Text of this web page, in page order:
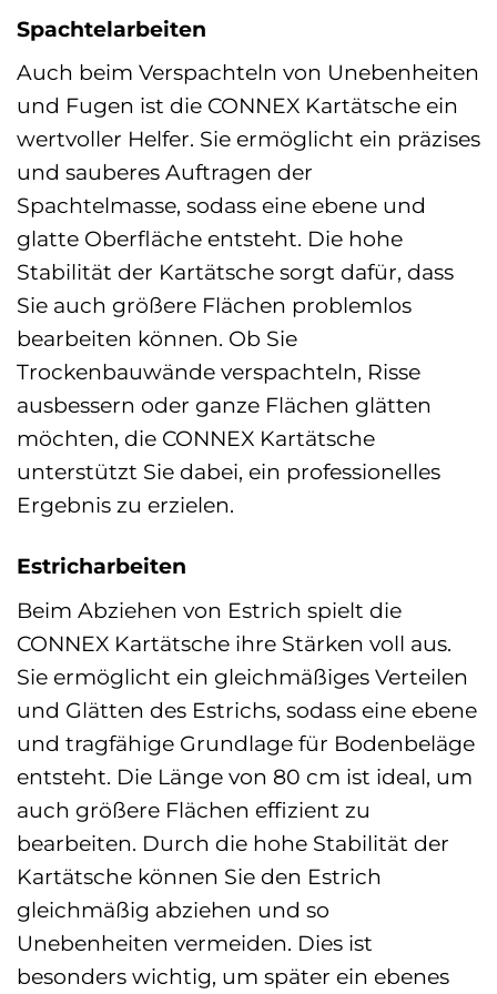
Spachtelarbeiten
Auch beim Verspachteln von Unebenheiten
und Fugen ist die CONNEX Kartätsche ein
wertvoller Helfer. Sie ermöglicht ein präzises
und sauberes Auftragen der
Spachtelmasse, sodass eine ebene und
glatte Oberfläche entsteht. Die hohe
Stabilität der Kartätsche sorgt dafür, dass
Sie auch größere Flächen problemlos
bearbeiten können. Ob Sie
Trockenbauwände verspachteln, Risse
ausbessern oder ganze Flächen glätten
möchten, die CONNEX Kartätsche
unterstützt Sie dabei, ein professionelles
Ergebnis zu erzielen.
Estricharbeiten
Beim Abziehen von Estrich spielt die
CONNEX Kartätsche ihre Stärken voll aus.
Sie ermöglicht ein gleichmäßiges Verteilen
und Glätten des Estrichs, sodass eine ebene
und tragfähige Grundlage für Bodenbeläge
entsteht. Die Länge von 80 cm ist ideal, um
auch größere Flächen effizient zu
bearbeiten. Durch die hohe Stabilität der
Kartätsche können Sie den Estrich
gleichmäßig abziehen und so
Unebenheiten vermeiden. Dies ist
besonders wichtig, um später ein ebenes